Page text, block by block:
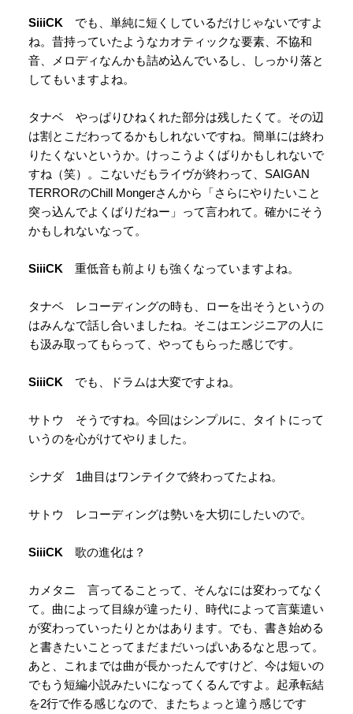
SiiiCK でも、単純に短くしているだけじゃないですよ
ね。昔持っていたようなカオティックな要素、不協和
音、メロディなんかも詰め込んでいるし、しっかり落と
してもいますよね。
タナベ やっぱりひねくれた部分は残したくて。その辺
は割とこだわってるかもしれないですね。簡単には終わ
りたくないというか。けっこうよくばりかもしれないで
すね（笑）。こないだもライヴが終わって、SAIGAN
TERRORのChill Mongerさんから「さらにやりたいこと
突っ込んでよくばりだねー」って言われて。確かにそう
かもしれないなって。
SiiiCK 重低音も前よりも強くなっていますよね。
タナベ レコーディングの時も、ローを出そうというの
はみんなで話し合いましたね。そこはエンジニアの人に
も汲み取ってもらって、やってもらった感じです。
SiiiCK でも、ドラムは大変ですよね。
サトウ そうですね。今回はシンプルに、タイトにって
いうのを心がけてやりました。
シナダ 1曲目はワンテイクで終わってたよね。
サトウ レコーディングは勢いを大切にしたいので。
SiiiCK 歌の進化は？
カメタニ 言ってることって、そんなには変わってなく
て。曲によって目線が違ったり、時代によって言葉遣い
が変わっていったりとかはあります。でも、書き始める
と書きたいことってまだまだいっぱいあるなと思って。
あと、これまでは曲が長かったんですけど、今は短いの
でもう短編小説みたいになってくるんですよ。起承転結
を2行で作る感じなので、またちょっと違う感じです